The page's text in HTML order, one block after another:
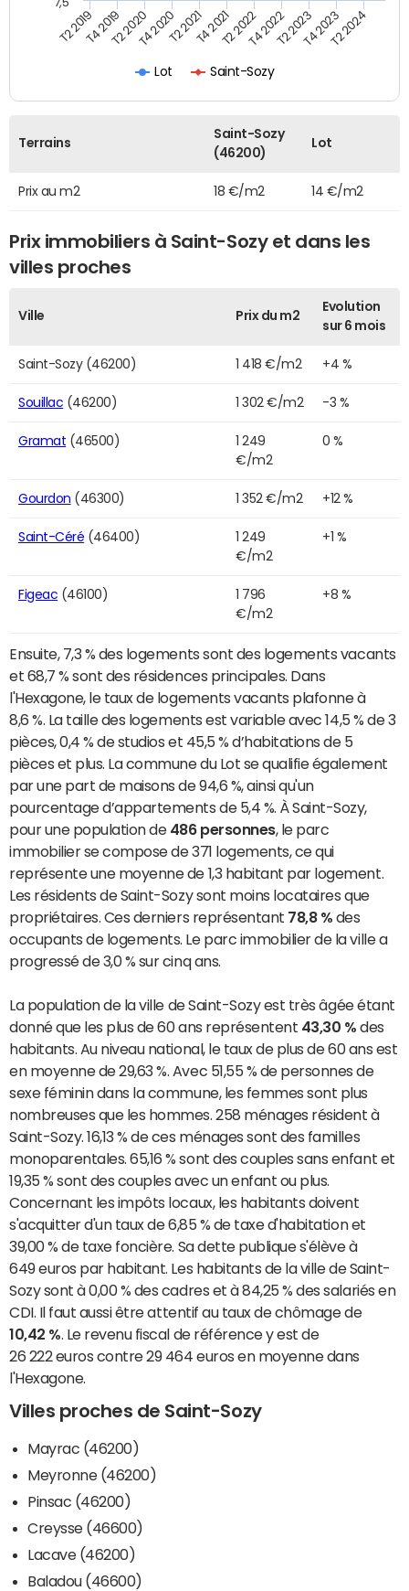
Lot Saint-Sozy
T2 2019T4 2019T2 2020T4 2020T2 2021T4 2021T2 2022T4 2022T2 2023T4 2023T2 2024
Terrains
Saint-Sozy
(46200)
Lot
Prix au m2 18 €/m2 14 €/m2
Prix immobiliers à Saint-Sozy et dans les
villes proches
Ville Prix du m2
Evolution
sur 6 mois
Saint-Sozy (46200) 1 418 €/m2 +4 %
Souillac (46200) 1 302 €/m2 -3 %
Gramat (46500)
1 249
€/m2
0 %
Gourdon (46300) 1 352 €/m2 +12 %
Saint-Céré (46400)
1 249
€/m2
+1 %
Figeac (46100)
1 796
€/m2
+8 %
Ensuite, 7,3 % des logements sont des logements vacants
et 68,7 % sont des résidences principales. Dans
l'Hexagone, le taux de logements vacants plafonne à
8,6 %. La taille des logements est variable avec 14,5 % de 3
pièces, 0,4 % de studios et 45,5 % d’habitations de 5
pièces et plus. La commune du Lot se qualifie également
par une part de maisons de 94,6 %, ainsi qu'un
pourcentage d’appartements de 5,4 %. À Saint-Sozy,
pour une population de 486 personnes, le parc
immobilier se compose de 371 logements, ce qui
représente une moyenne de 1,3 habitant par logement.
Les résidents de Saint-Sozy sont moins locataires que
propriétaires. Ces derniers représentant 78,8 % des
occupants de logements. Le parc immobilier de la ville a
progressé de 3,0 % sur cinq ans.
La population de la ville de Saint-Sozy est très âgée étant
donné que les plus de 60 ans représentent 43,30 % des
habitants. Au niveau national, le taux de plus de 60 ans est
en moyenne de 29,63 %. Avec 51,55 % de personnes de
sexe féminin dans la commune, les femmes sont plus
nombreuses que les hommes. 258 ménages résident à
Saint-Sozy. 16,13 % de ces ménages sont des familles
monoparentales. 65,16 % sont des couples sans enfant et
19,35 % sont des couples avec un enfant ou plus.
Concernant les impôts locaux, les habitants doivent
s'acquitter d'un taux de 6,85 % de taxe d'habitation et
39,00 % de taxe foncière. Sa dette publique s'élève à
649 euros par habitant. Les habitants de la ville de Saint-
Sozy sont à 0,00 % des cadres et à 84,25 % des salariés en
CDI. Il faut aussi être attentif au taux de chômage de
10,42 % . Le revenu fiscal de référence y est de
26 222 euros contre 29 464 euros en moyenne dans
l'Hexagone.
Villes proches de Saint-Sozy
Mayrac (46200)
Meyronne (46200)
Pinsac (46200)
Creysse (46600)
Lacave (46200)
Baladou (46600)